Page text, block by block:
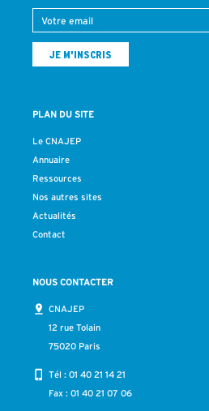
PLAN DU SITE
Le CNAJEP
Annuaire
Ressources
Nos autres sites
Actualités
Contact
NOUS CONTACTER
CNAJEP
12 rue Tolain
75020 Paris
Tél : 01 40 21 14 21
Fax : 01 40 21 07 06